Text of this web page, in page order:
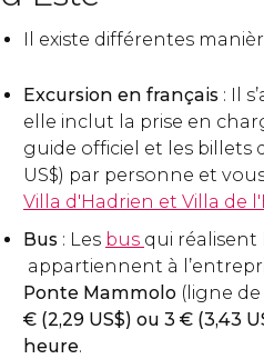
Il existe différentes
Excursion en français : Il
elle inclut la prise en
guide officiel et les billets
US$) par personne et
Villa d'Hadrien et Villa de
Bus : Les bus qui réalisent
appartiennent à
Ponte Mammolo (ligne de
€ (2,29 US$) ou 3 € (3,43
heure.